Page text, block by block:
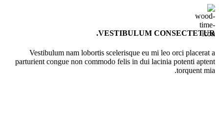
VESTIBULUM CONSECTETUR.
Vestibulum nam lobortis scelerisque eu mi leo orci placerat a
parturient congue non commodo felis in dui lacinia potenti aptent
torquent mia.